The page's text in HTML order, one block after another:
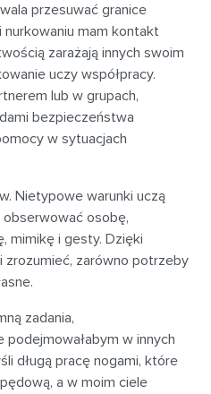
przesuwać granice
nurkowaniu mam kontakt
zarażają innych swoim
uczy współpracy.
lub w grupach,
bezpieczeństwa
w sytuacjach
Nietypowe warunki uczą
osobę,
mimikę i gesty. Dzięki
zarówno potrzeby
zadania,
w innych
długą pracę nogami, które
a w moim ciele